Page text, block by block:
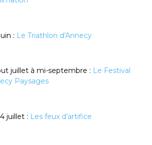
: Le Triathlon d'Annecy
juillet à mi-septembre : Le Festival
Paysages
juillet : Les feux d’artifice